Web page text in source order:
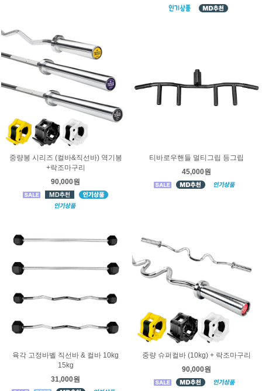
중량봉 시리즈 (컬바&직선바) 역기봉
+락조마구리
90,000원
티바로우핸들 멀티그립 등그립
45,000원
육각 고정바벨 직선바 & 컬바 10kg
15kg
31,000원
중량 슈퍼컬바 (10kg) + 락조마구리
90,000원